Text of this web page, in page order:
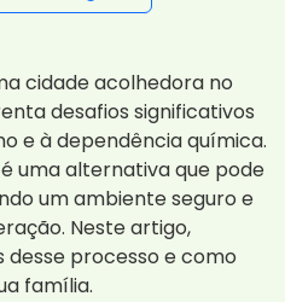
cidade acolhedora no
desafios significativos
e à dependência química.
uma alternativa que pode
um ambiente seguro e
Neste artigo,
processo e como
família.